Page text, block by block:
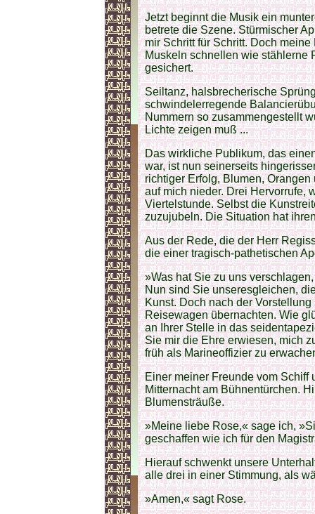
Jetzt beginnt die Musik ein
betrete die Szene. Stürmischer
mir Schritt für Schritt. Doch
Muskeln schnellen wie stählerne
gesichert.
Seiltanz, halsbrecherische
schwindelerregende
Nummern so zusammengestellt
Lichte zeigen muß ...
Das wirkliche Publikum, das
war, ist nun seinerseits
richtiger Erfolg, Blumen,
auf mich nieder. Drei Hervorrufe,
Viertelstunde. Selbst die
zuzujubeln. Die Situation hat
Aus der Rede, die der Herr
die einer tragisch-pathetischen
»Was hat Sie zu uns
Nun sind Sie unseresgleichen,
Kunst. Doch nach der
Reisewagen übernachten. Wie
an Ihrer Stelle in das
Sie mir die Ehre erwiesen, mich
früh als Marineoffizier zu
Einer meiner Freunde vom Schiff
Mitternacht am Bühnentürchen.
Blumensträuße.
»Meine liebe Rose,« sage ich,
geschaffen wie ich für den
Hierauf schwenkt unsere
alle drei in einer Stimmung, als
»Amen,« sagt Rose.